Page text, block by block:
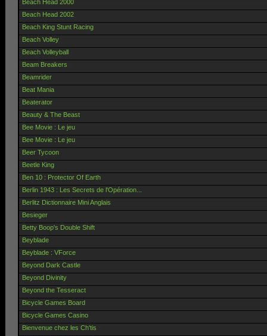
Beach Head 2000
Beach Head 2002
Beach King Stunt Racing
Beach Volley
Beach Volleyball
Beam Breakers
Beamrider
Beat Mania
Beaterator
Beauty & The Beast
Bee Movie : Le jeu
Bee Movie : Le jeu
Beer Tycoon
Beetle King
Ben 10 : Protector Of Earth
Berlin 1943 : Les Secrets de l'Opération...
Berlitz Dictionnaire Mini Anglais
Besieger
Betty Boop's Double Shift
Beyblade
Beyblade : VForce
Beyond Dark Castle
Beyond Divinity
Beyond the Tesseract
Bicycle Games Board
Bicycle Games Casino
Bienvenue chez les Ch'tis